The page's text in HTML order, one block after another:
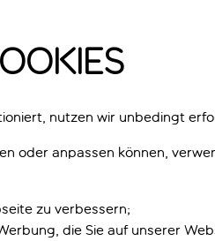
nutzen wir unbedingt
oder anpassen können,
zu verbessern;
die Sie auf unserer